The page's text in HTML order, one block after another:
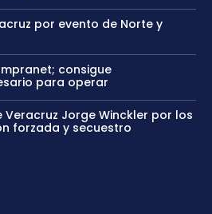
por evento de Norte y
consigue
para operar
Veracruz Jorge Winckler por los
forzada y secuestro